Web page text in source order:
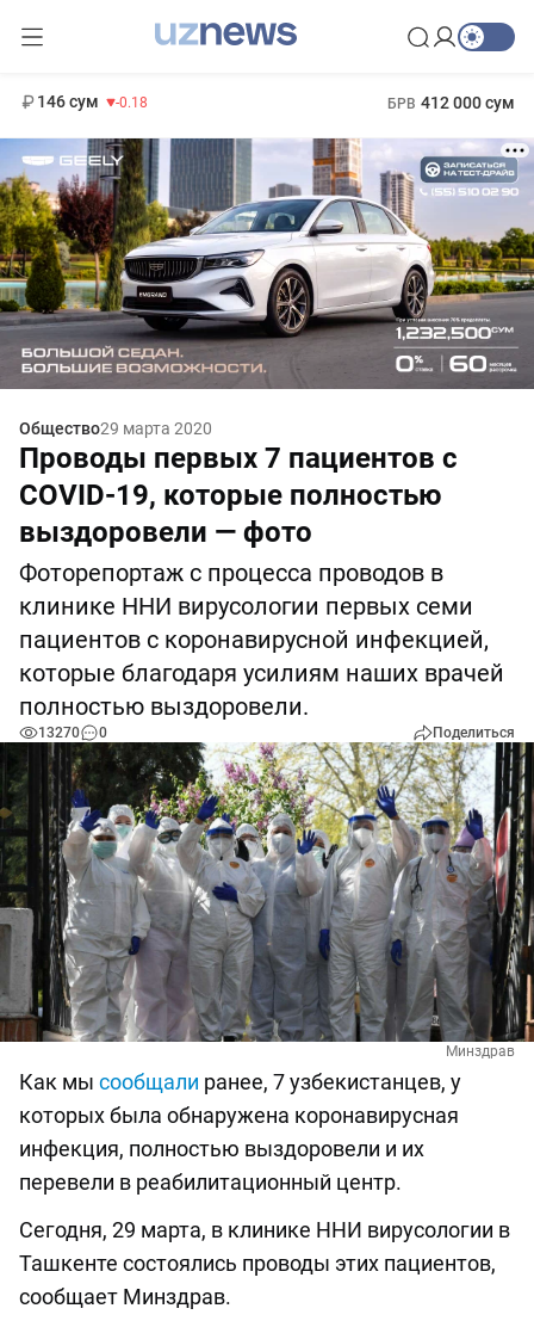
146 сум -0.18 БРВ 412 000 сум
Общество29 марта 2020
Проводы первых 7 пациентов с
COVID-19, которые полностью
выздоровели — фото
Фоторепортаж с процесса проводов в
клинике ННИ вирусологии первых семи
пациентов с коронавирусной инфекцией,
которые благодаря усилиям наших врачей
полностью выздоровели.
13270 0 Поделиться
Минздрав
Как мы сообщали ранее, 7 узбекистанцев, у
которых была обнаружена коронавирусная
инфекция, полностью выздоровели и их
перевели в реабилитационный центр.
Сегодня, 29 марта, в клинике ННИ вирусологии в
Ташкенте состоялись проводы этих пациентов,
сообщает Минздрав.